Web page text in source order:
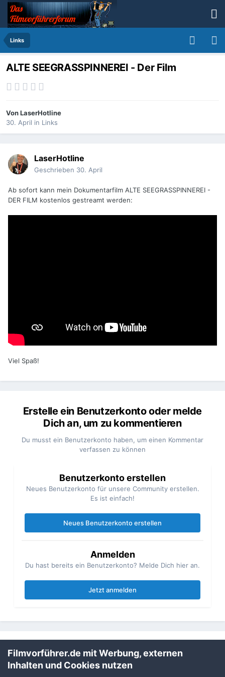
Links
ALTE SEEGRASSPINNEREI - Der Film
VonLaserHotline
30. April in Links
LaserHotline
Geschrieben 30. April
Ab sofort kann mein Dokumentarfilm ALTE SEEGRASSPINNEREI -
DER FILM kostenlos gestreamt werden:
Viel Spaß!
Erstelle ein Benutzerkonto oder melde
Dich an, um zu kommentieren
Du musst ein Benutzerkonto haben, um einen Kommentar
verfassen zu können
Benutzerkonto erstellen
Neues Benutzerkonto für unsere Community erstellen.
Es ist einfach!
Neues Benutzerkonto erstellen
Anmelden
Du hast bereits ein Benutzerkonto? Melde Dich hier an.
Jetzt anmelden
Teilen Folgen
Filmvorführer.de mit Werbung, externen
Inhalten und Cookies nutzen